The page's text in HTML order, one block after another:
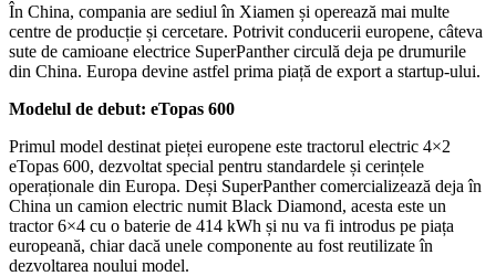
În China, compania are sediul în Xiamen și operează mai multe
centre de producție și cercetare. Potrivit conducerii europene, câteva
sute de camioane electrice SuperPanther circulă deja pe drumurile
din China. Europa devine astfel prima piață de export a startup-ului.
Modelul de debut: eTopas 600
Primul model destinat pieței europene este tractorul electric 4×2
eTopas 600, dezvoltat special pentru standardele și cerințele
operaționale din Europa. Deși SuperPanther comercializează deja în
China un camion electric numit Black Diamond, acesta este un
tractor 6×4 cu o baterie de 414 kWh și nu va fi introdus pe piața
europeană, chiar dacă unele componente au fost reutilizate în
dezvoltarea noului model.